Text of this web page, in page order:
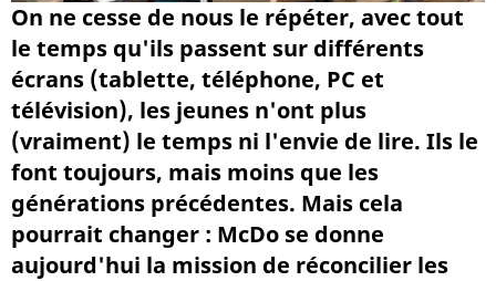
On ne cesse de nous le répéter, avec tout
le temps qu'ils passent sur différents
écrans (tablette, téléphone, PC et
télévision), les jeunes n'ont plus
(vraiment) le temps ni l'envie de lire. Ils le
font toujours, mais moins que les
générations précédentes. Mais cela
pourrait changer : McDo se donne
aujourd'hui la mission de réconcilier les